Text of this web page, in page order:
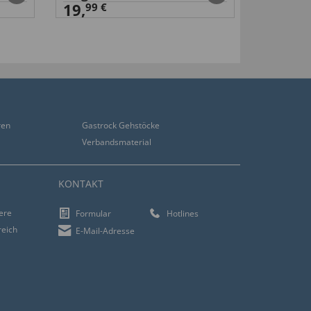
19,99 €
Gastrock Gehstöcke
Verbandsmaterial
KONTAKT
Formular
Hotlines
E-Mail-Adresse